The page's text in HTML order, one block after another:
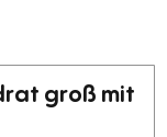
groß mit